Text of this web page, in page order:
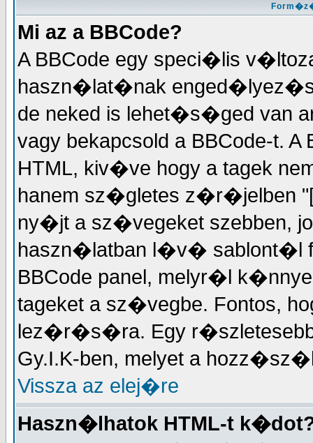
Mi az a BBCode?
A BBCode egy speci�lis
haszn�lat�nak
de neked is lehet�s�ged van
vagy bekapcsold a BBCode-t.
HTML, kiv�ve hogy a tagek
hanem sz�gletes z�r�jelben
ny�jt a sz�vegeket szebben,
haszn�latban l�v� sablont�l
BBCode panel, melyr�l
tageket a sz�vegbe. Fontos,
lez�r�s�ra. Egy
Gy.I.K-ben, melyet a
Vissza az elej�re
Haszn�lhatok HTML-t